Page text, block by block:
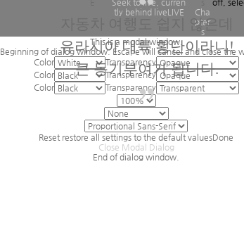
Seek to live, curren
tly behind liveLIVE
Cha
pter
s
off,
This is a modal window.
Beginning of dialog window. Escape will cancel and close the
Color
Transparency
Color
Transparency
Color
Transparency
Reset restore all settings to the default valuesDone
Close Modal Dialog
End of dialog window.
자동차 여행도 쉽지 않은데
유라시아 대륙 횡단이라니!
큰 동기부여가 됩니다.